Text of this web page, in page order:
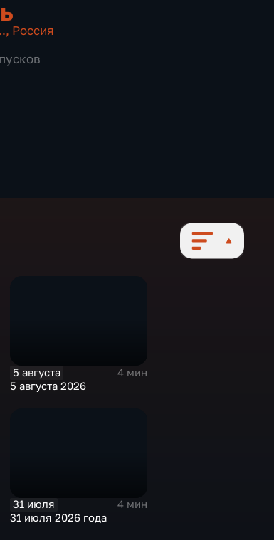
, Россия
5 августа
4 мин
5 августа 2026
31 июля
4 мин
31 июля 2026 года